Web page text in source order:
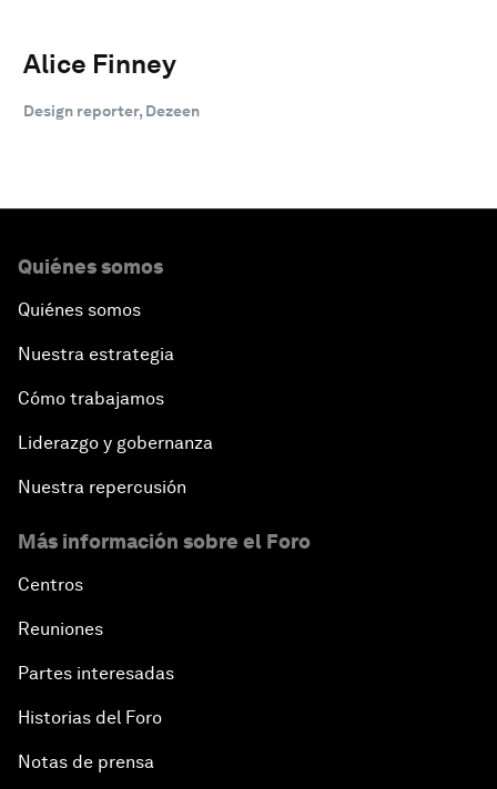
Alice Finney
Design reporter, Dezeen
Quiénes somos
Quiénes somos
Nuestra estrategia
Cómo trabajamos
Liderazgo y gobernanza
Nuestra repercusión
Más información sobre el Foro
Centros
Reuniones
Partes interesadas
Historias del Foro
Notas de prensa